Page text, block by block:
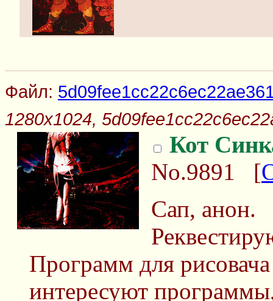
Файл:
1280x1024,
Кот
No.9891 [
Сап, анон.
Программ для
интересуют